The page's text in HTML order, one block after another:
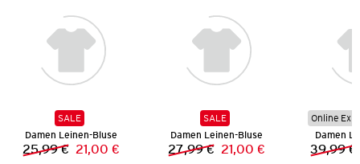
SALE
Damen Leinen-Bluse
Vorheriger Preis:
25,99 € Neuer Preis:
21,00 €
SALE
Damen Leinen-Bluse
Vorheriger Preis:
27,99 € Neuer Preis:
21,00 €
Online
Damen
39,99 €